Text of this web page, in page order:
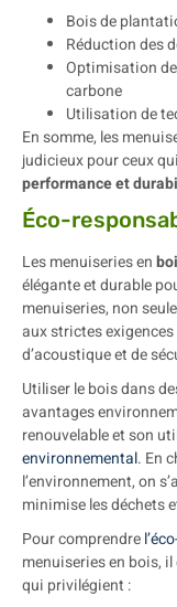
Bois de
Réduction des
Optimisation
carbone
Utilisation de
En somme, les
judicieux pour ceux
performance et
Éco-
Les menuiseries en
élégante et durable
menuiseries, non
aux strictes
d’acoustique et de
Utiliser le bois dans
avantages
renouvelable et son
environnemental. En
l’environnement, on
minimise les déchets
Pour comprendre
menuiseries en bois,
qui privilégient :